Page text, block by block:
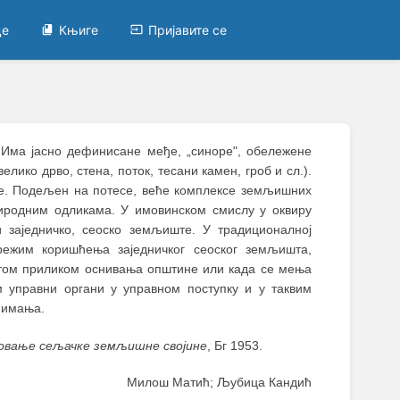
Књиге Пријавите се
јасно дефинисане међе, „синоре", обележене
дрво, стена, поток, тесани камен, гроб и сл.).
Подељен на потесе, веће комплексе земљишних
одликама. У имовинском смислу у оквиру
сеоско земљиште. У традиционалној
коришћења заједничког сеоског земљишта,
приликом оснивања општине или када се мења
управни органи у управном поступку и у таквим
имања.
сељачке земљишне својине , Бг 1953.
Милош Матић; Љубица Кандић